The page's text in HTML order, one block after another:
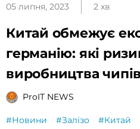
05 липня, 2023 2 хв
Китай обмежує
германію: які
виробництва
ProIT NEWS
#Новини #Залізо #Китай